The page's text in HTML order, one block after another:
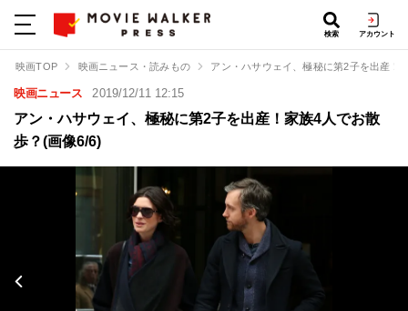
検索 アカウント
映画TOP 映画ニュース・読みもの アン・ハサウェイ、極秘に第2子を出産！
映画ニュース 2019/12/11 12:15
アン・ハサウェイ、極秘に第2子を出産！家族4人でお散
歩？(画像6/6)